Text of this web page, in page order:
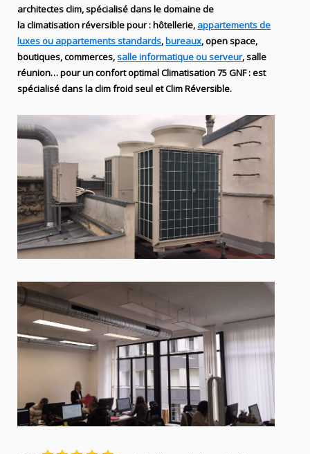
architectes clim,spécialisé dans le domaine de
laclimatisation réversiblepour : hôtellerie, appartements de
luxes ou appartements standards,bureaux, open space,
boutiques, commerces,salle informatique ou serveur, salle
réunion… pour un confort optimalClimatisation75GNF:est
spécialisédans la climfroid seul et Clim Réversible.